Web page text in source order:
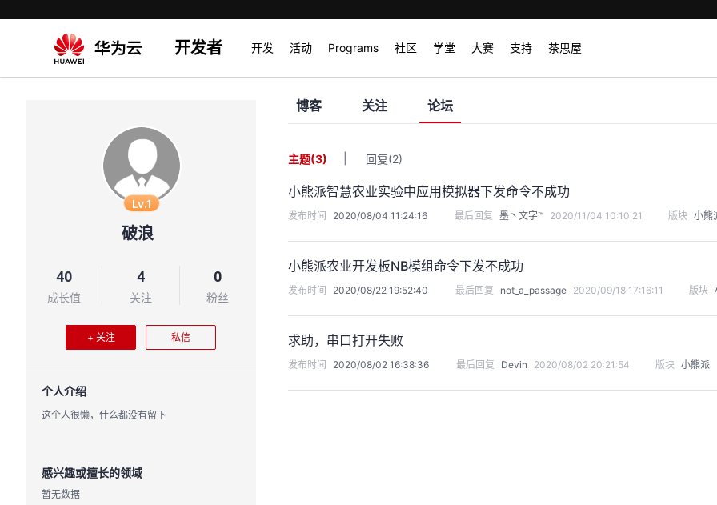
开发者 开发 活动 Programs 社区 学堂 大赛 支持 茶思屋
Lv.1
破浪
40
成长值
4
关注
0
粉丝
+ 关注 私信
个人介绍
这个人很懒，什么都没有留下
感兴趣或擅长的领域
暂无数据
博客 关注 论坛
主题(3) 回复(2)
小熊派智慧农业实验中应用模拟器下发命令不成功
发布时间 2020/08/04 11:24:16 最后回复 墨丶文字™ 2020/11/04 10:10:21 版块 小熊
小熊派农业开发板NB模组命令下发不成功
发布时间 2020/08/22 19:52:40 最后回复 not_a_passage 2020/09/18 17:16:11 版块
求助，串口打开失败
发布时间 2020/08/02 16:38:36 最后回复 Devin 2020/08/02 20:21:54 版块 小熊派